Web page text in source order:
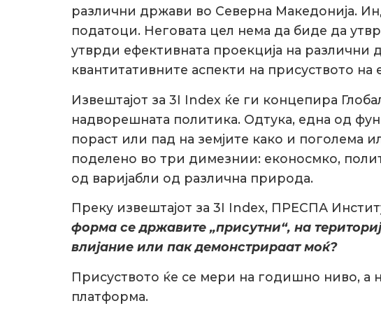
различни држави во Северна Македонија.
податоци. Неговата цел нема да биде да
утврди ефективната проекција на
квантитативните аспекти на присуството на
Извештајот за 3I Index ќе ги концепира
надворешната политика. Одтука, една од
пораст или пад на земјите како и поголема
поделено во три димезнии: еконосмко,
од варијабли од различна природа.
Преку извештајот за 3I Index, ПРЕСПА
форма се државите „присутни“, на
влијание или пак демонстрираат моќ?
Присуството ќе се мери на годишно ниво, а
платформа.